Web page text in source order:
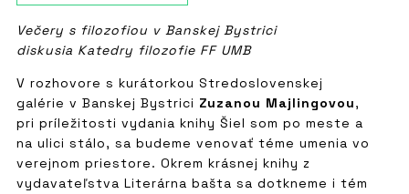
Večery s filozofiou v Banskej Bystrici
diskusia Katedry filozofie FF UMB
V rozhovore s kurátorkou Stredoslovenskej
galérie v Banskej Bystrici Zuzanou Majlingovou,
pri príležitosti vydania knihy Šiel som po meste a
na ulici stálo, sa budeme venovať téme umenia vo
verejnom priestore. Okrem krásnej knihy z
vydavateľstva Literárna bašta sa dotkneme i tém